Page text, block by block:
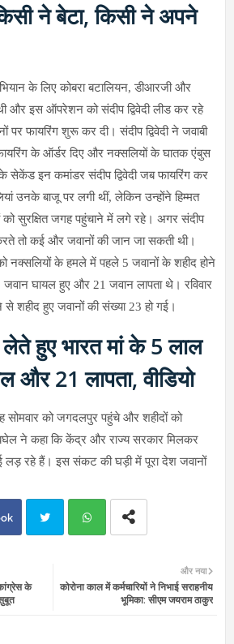
ने बेटा, किसी ने अपने
के लिए कोबरा बटालियन, डीआरजी और
और इस ऑपरेशन को संदीप द्विवेदी लीड कर रहे
पर फायरिंग शुरू कर दी। संदीप द्विवेदी ने जवाबी
के ऑर्डर दिए और नक्सलियों के घातक एंबुस
सेकेंड इन कमांडर संदीप द्विवेदी जब फायरिंग कर
उनके बाजू पर लगी थीं, लेकिन उन्होंने हिम्मत
को सुरक्षित जगह पहुंचाने में लगे रहे। अगर संदीप
करते तो कई और जवानों की जान जा सकती थी।
नक्सलियों के हमले में पहले 5 जवानों के शहीद होने
घायल हुए और 21 जवान लापता थे। रविवार
शहीद हुए जवानों की संख्या 23 हो गई।
लेते हुए भारत मां के 5 लाल
और 21 लापता, वीडियो
सोमवार को जगदलपुर पहुंचे और शहीदों को
ने कहा कि केंद्र और राज्य सरकार मिलकर
लड़ रहे हैं। इस संकट की घड़ी में पूरा देश जवानों
atsa
और नया
कोरोना काल में कर्मचारियों ने निभाई सराहनीय
भूमिका: सीएम जयराम ठाकुर
के